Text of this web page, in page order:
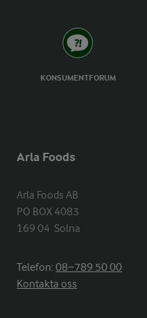
KONSUMENTFORUM
Arla Foods
Arla Foods AB
PO BOX 4083
169 04  Solna
Telefon:08−789 50 00
Kontakta oss